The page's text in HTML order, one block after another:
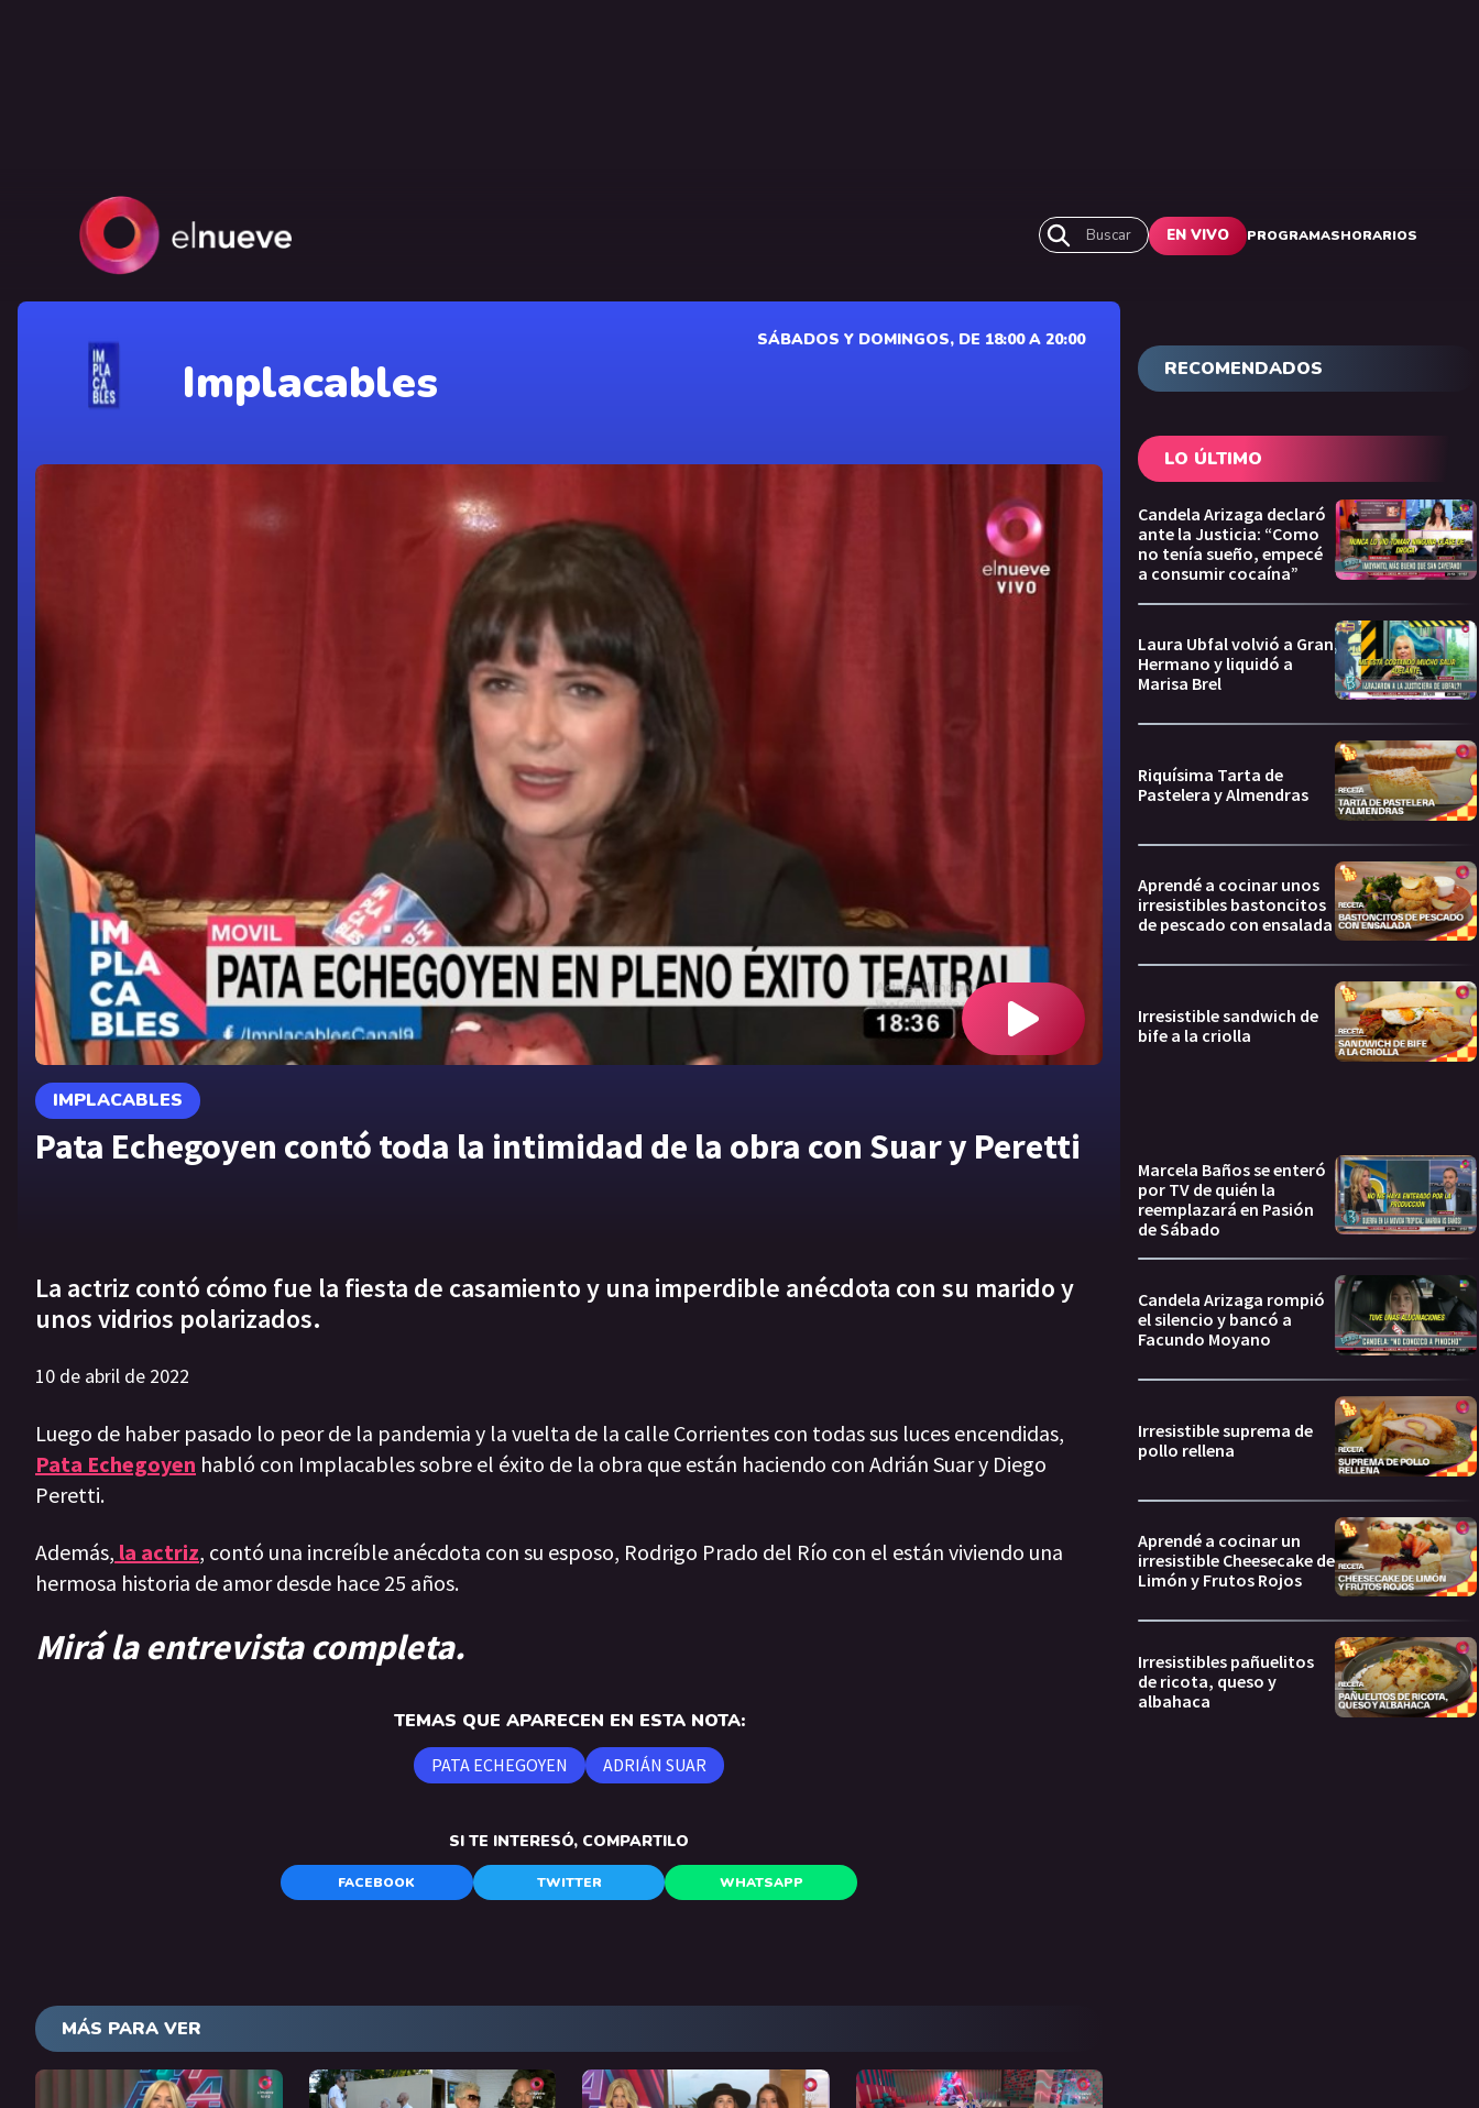
Buscar EN VIVO PROGRAMASHORARIOS
Implacables
SÁBADOS Y DOMINGOS, DE 18:00 A 20:00
IMPLACABLES
Pata Echegoyen contó toda la intimidad de la obra con Suar y Peretti
La actriz contó cómo fue la fiesta de casamiento y una imperdible anécdota con su marido y
unos vidrios polarizados.
10 de abril de 2022
Luego de haber pasado lo peor de la pandemia y la vuelta de la calle Corrientes con todas sus luces encendidas,
Pata Echegoyen habló con Implacables sobre el éxito de la obra que están haciendo con Adrián Suar y Diego
Peretti.
Además, la actriz, contó una increíble anécdota con su esposo, Rodrigo Prado del Río con el están viviendo una
hermosa historia de amor desde hace 25 años.
Mirá la entrevista completa.
TEMAS QUE APARECEN EN ESTA NOTA:
PATA ECHEGOYEN ADRIÁN SUAR
SI TE INTERESÓ, COMPARTILO
FACEBOOK TWITTER WHATSAPP
MÁS PARA VER
RECOMENDADOS
LO ÚLTIMO
Candela Arizaga declaró
ante la Justicia: “Como
no tenía sueño, empecé
a consumir cocaína”
Laura Ubfal volvió a Gran
Hermano y liquidó a
Marisa Brel
Riquísima Tarta de
Pastelera y Almendras
Aprendé a cocinar unos
irresistibles bastoncitos
de pescado con ensalada
Irresistible sandwich de
bife a la criolla
Marcela Baños se enteró
por TV de quién la
reemplazará en Pasión
de Sábado
Candela Arizaga rompió
el silencio y bancó a
Facundo Moyano
Irresistible suprema de
pollo rellena
Aprendé a cocinar un
irresistible Cheesecake de
Limón y Frutos Rojos
Irresistibles pañuelitos
de ricota, queso y
albahaca